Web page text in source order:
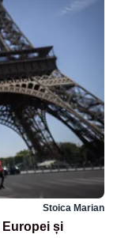
Stoica Marian
și